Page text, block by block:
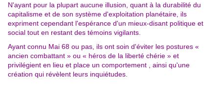
N'ayant pour la plupart aucune illusion, quant à la durabilité du
capitalisme et de son système d'exploitation planétaire, ils
expriment cependant l'espérance d'un mieux-disant politique et
social tout en restant des témoins vigilants.
Ayant connu Mai 68 ou pas, ils ont soin d'éviter les postures «
ancien combattant » ou « héros de la liberté chérie » et
privilégient en lieu et place un comportement , ainsi qu'une
création qui révèlent leurs inquiétudes.